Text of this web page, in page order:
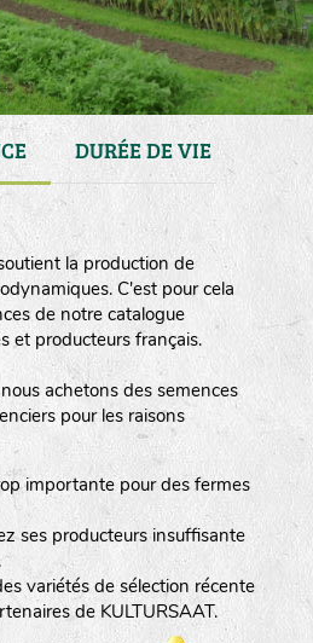
DURÉE DE VIE
la production de
C'est pour cela
de notre catalogue
et producteurs français.
achetons des semences
pour les raisons
importante pour des fermes
ses producteurs insuffisante
variétés de sélection récente
de KULTURSAAT.